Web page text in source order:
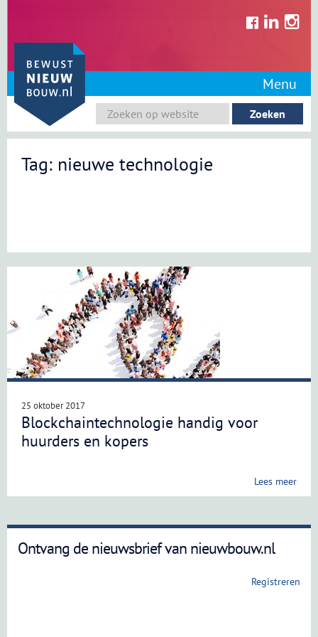
content
Menu
Tag: nieuwe technologie
25 oktober 2017
Blockchaintechnologie handig voor
huurders en kopers
Lees meer
Ontvang de nieuwsbrief van nieuwbouw.nl
Registreren